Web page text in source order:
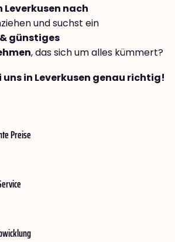
Leverkusen nach
und suchst ein
günstiges
, das sich um alles kümmert?
uns in Leverkusen genau richtig!
Preise